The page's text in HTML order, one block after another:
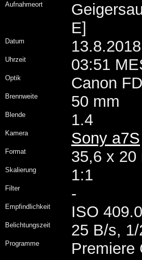
Aufnahmeort
E]
Datum 13.8.2018
Uhrzeit 03:51
Optik Canon
Brennweite 50 mm
Blende 1.4
Kamera Sony a7S
Format 35,6 x 20
Skalierung 1:1
Filter -
Empfindlichkeit ISO
Belichtungszeit 25 B/s,
Programme Premiere